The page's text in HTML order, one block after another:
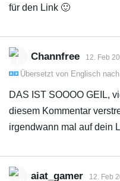
für den Link 🙂
Channfree 12. Feb
Übersetzt von Englisch nach
DAS IST SOOOO GEIL,
diesem Kommentar
irgendwann mal auf dein
aiat_gamer 12. Feb